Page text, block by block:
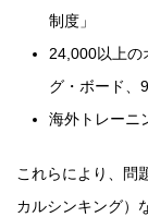
制度」
24,000以上の
グ・ボード、
海外トレーニ
これらにより、問
カルシンキング）